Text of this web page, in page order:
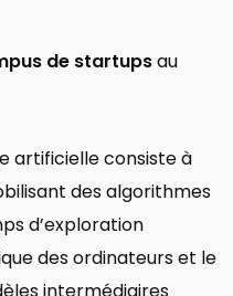
de startupsau
artificielle consiste à
des algorithmes
d’exploration
des ordinateurs et le